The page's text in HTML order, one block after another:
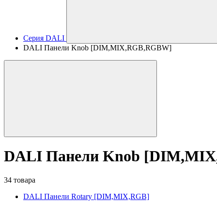
Серия DALI
DALI Панели Knob [DIM,MIX,RGB,RGBW]
DALI Панели Knob
34 товара
DALI Панели Rotary [DIM,MIX,RGB]